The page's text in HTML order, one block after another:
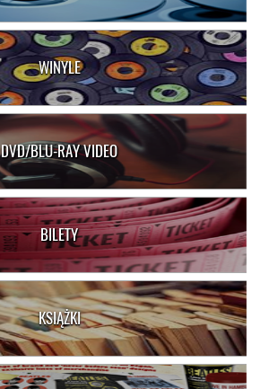
WINYLE
DVD/BLU-RAY VIDEO
BILETY
KSIĄŻKI